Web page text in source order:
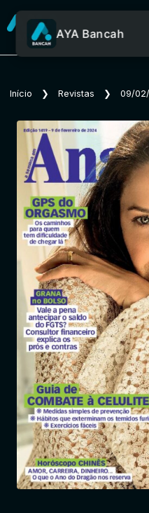
AYA Bancah
Início ❯ Revistas ❯ 09/